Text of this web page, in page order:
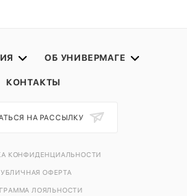
ОБ УНИВЕРМАГЕ
КОНТАКТЫ
НА РАССЫЛКУ
КОНФИДЕНЦИАЛЬНОСТИ
ОФЕРТА
ЛОЯЛЬНОСТИ